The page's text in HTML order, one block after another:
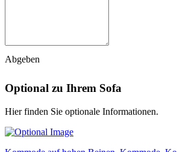
Abgeben
Optional zu Ihrem Sofa
Hier finden Sie optionale Informationen.